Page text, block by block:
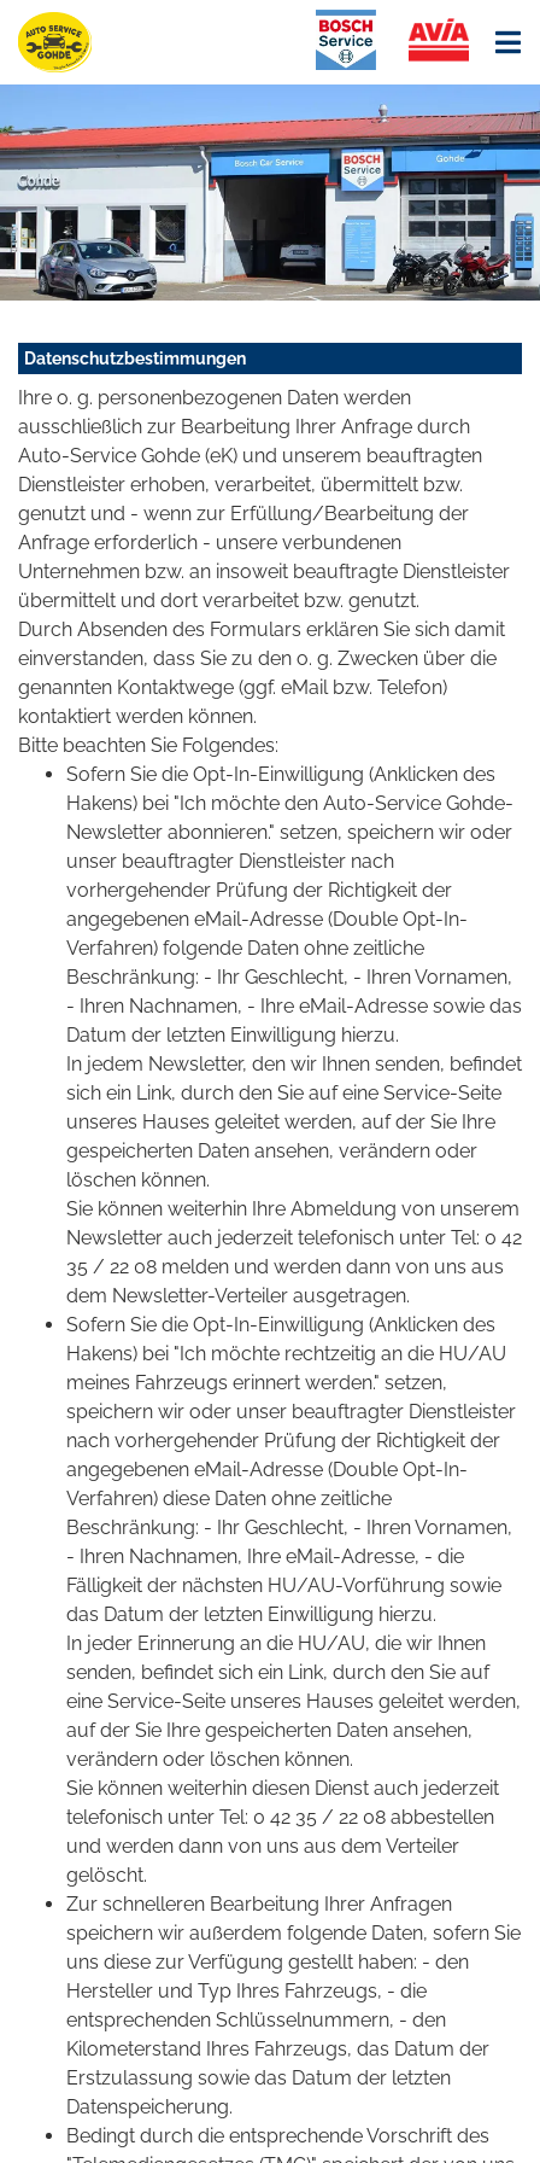
Datenschutzbestimmungen
Ihre o. g. personenbezogenen Daten werden
ausschließlich zur Bearbeitung Ihrer Anfrage durch
Auto-Service Gohde (eK) und unserem beauftragten
Dienstleister erhoben, verarbeitet, übermittelt bzw.
genutzt und - wenn zur Erfüllung/Bearbeitung der
Anfrage erforderlich - unsere verbundenen
Unternehmen bzw. an insoweit beauftragte Dienstleister
übermittelt und dort verarbeitet bzw. genutzt.
Durch Absenden des Formulars erklären Sie sich damit
einverstanden, dass Sie zu den o. g. Zwecken über die
genannten Kontaktwege (ggf. eMail bzw. Telefon)
kontaktiert werden können.
Bitte beachten Sie Folgendes:
Sofern Sie die Opt-In-Einwilligung (Anklicken des
Hakens) bei "Ich möchte den Auto-Service Gohde-
Newsletter abonnieren." setzen, speichern wir oder
unser beauftragter Dienstleister nach
vorhergehender Prüfung der Richtigkeit der
angegebenen eMail-Adresse (Double Opt-In-
Verfahren) folgende Daten ohne zeitliche
Beschränkung: - Ihr Geschlecht, - Ihren Vornamen,
- Ihren Nachnamen, - Ihre eMail-Adresse sowie das
Datum der letzten Einwilligung hierzu.
In jedem Newsletter, den wir Ihnen senden, befindet
sich ein Link, durch den Sie auf eine Service-Seite
unseres Hauses geleitet werden, auf der Sie Ihre
gespeicherten Daten ansehen, verändern oder
löschen können.
Sie können weiterhin Ihre Abmeldung von unserem
Newsletter auch jederzeit telefonisch unter Tel: 0 42
35 / 22 08 melden und werden dann von uns aus
dem Newsletter-Verteiler ausgetragen.
Sofern Sie die Opt-In-Einwilligung (Anklicken des
Hakens) bei "Ich möchte rechtzeitig an die HU/AU
meines Fahrzeugs erinnert werden." setzen,
speichern wir oder unser beauftragter Dienstleister
nach vorhergehender Prüfung der Richtigkeit der
angegebenen eMail-Adresse (Double Opt-In-
Verfahren) diese Daten ohne zeitliche
Beschränkung: - Ihr Geschlecht, - Ihren Vornamen,
- Ihren Nachnamen, Ihre eMail-Adresse, - die
Fälligkeit der nächsten HU/AU-Vorführung sowie
das Datum der letzten Einwilligung hierzu.
In jeder Erinnerung an die HU/AU, die wir Ihnen
senden, befindet sich ein Link, durch den Sie auf
eine Service-Seite unseres Hauses geleitet werden,
auf der Sie Ihre gespeicherten Daten ansehen,
verändern oder löschen können.
Sie können weiterhin diesen Dienst auch jederzeit
telefonisch unter Tel: 0 42 35 / 22 08 abbestellen
und werden dann von uns aus dem Verteiler
gelöscht.
Zur schnelleren Bearbeitung Ihrer Anfragen
speichern wir außerdem folgende Daten, sofern Sie
uns diese zur Verfügung gestellt haben: - den
Hersteller und Typ Ihres Fahrzeugs, - die
entsprechenden Schlüsselnummern, - den
Kilometerstand Ihres Fahrzeugs, das Datum der
Erstzulassung sowie das Datum der letzten
Datenspeicherung.
Bedingt durch die entsprechende Vorschrift des